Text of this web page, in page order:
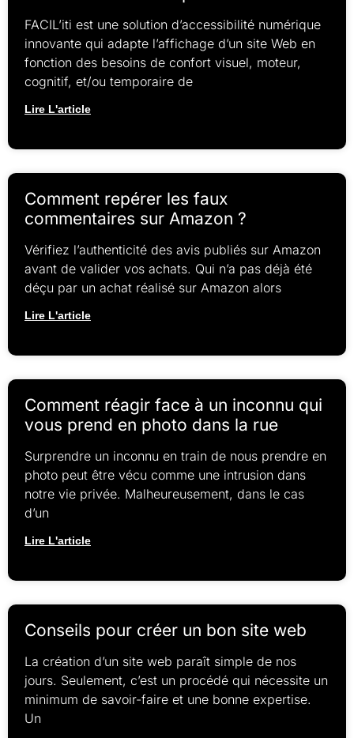
FACIL’iti est une solution d’accessibilité numérique
innovante qui adapte l’affichage d’un site Web en
fonction des besoins de confort visuel, moteur,
cognitif, et/ou temporaire de
Lire L'article
Comment repérer les faux
commentaires sur Amazon ?
Vérifiez l’authenticité des avis publiés sur Amazon
avant de valider vos achats. Qui n’a pas déjà été
déçu par un achat réalisé sur Amazon alors
Lire L'article
Comment réagir face à un inconnu qui
vous prend en photo dans la rue
Surprendre un inconnu en train de nous prendre en
photo peut être vécu comme une intrusion dans
notre vie privée. Malheureusement, dans le cas
d’un
Lire L'article
Conseils pour créer un bon site web
La création d’un site web paraît simple de nos
jours. Seulement, c’est un procédé qui nécessite un
minimum de savoir-faire et une bonne expertise.
Un